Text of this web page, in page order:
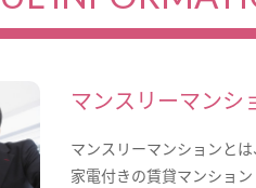
マンスリーマンシ
マンスリーマンションと
家電付きの賃貸マンション